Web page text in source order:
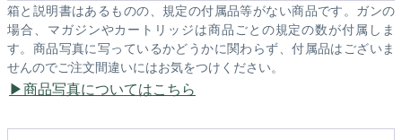
箱と説明書はあるものの、規定の付属品等がない商品です。ガンの
場合、マガジンやカートリッジは商品ごとの規定の数が付属しま
す。商品写真に写っているかどうかに関わらず、付属品はございま
せんのでご注文間違いにはお気をつけください。
商品写真についてはこちら